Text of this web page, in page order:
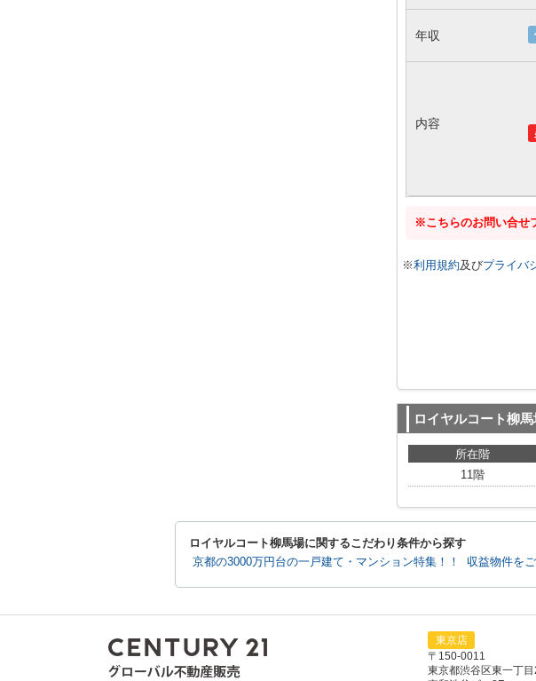
年収
内容
※こちらのお問い合せ
※利用規約及びプライバ
ロイヤルコート柳馬
所在階
11階
ロイヤルコート柳馬場に関するこだわり条件から探す
京都の3000万円台の一戸建て・マンション特集！！ 収益物件を
東京店
〒150-0011
東京都渋谷区東一丁